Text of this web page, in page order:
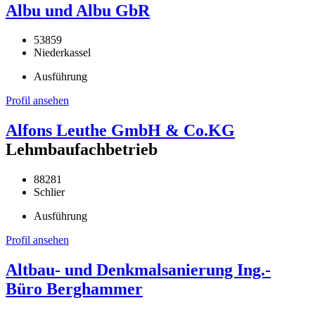
Albu und Albu GbR
53859
Niederkassel
Ausführung
Profil ansehen
Alfons Leuthe GmbH & Co.KG
Lehmbaufachbetrieb
88281
Schlier
Ausführung
Profil ansehen
Altbau- und Denkmalsanierung Ing.-
Büro Berghammer